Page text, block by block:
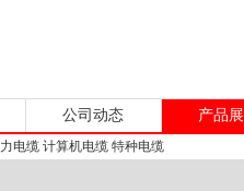
公司动态 产品
电缆 计算机电缆 特种电缆